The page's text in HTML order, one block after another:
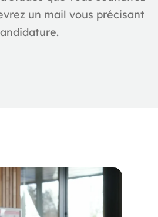
un mail vous précisant